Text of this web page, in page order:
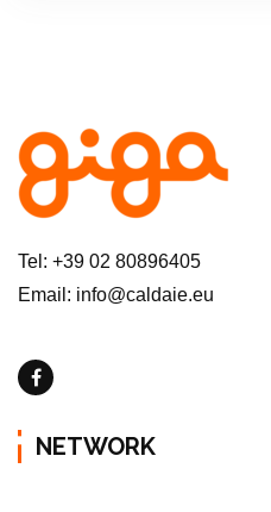
Tel: +39 02 80896405
Email: info@caldaie.eu
NETWORK